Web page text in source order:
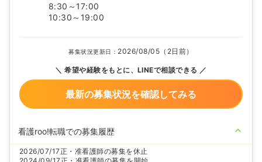
8:30～17:00
10:30～19:00
募集状況更新日： 2026/08/05（2日前）
希望や経験をもとに、LINEで相談できる
最新の募集状況を確認してみる
看護roo!転職での募集履歴
2026/07/17正・准看護師の募集を休止